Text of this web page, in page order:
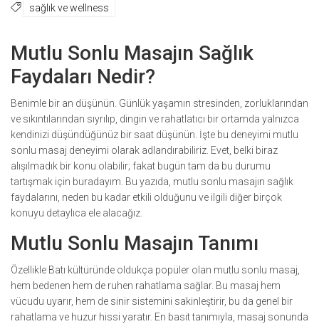
sağlık ve wellness
Mutlu Sonlu Masajın Sağlık
Faydaları Nedir?
Benimle bir an düşünün. Günlük yaşamın stresinden, zorluklarından
ve sıkıntılarından sıyrılıp, dingin ve rahatlatıcı bir ortamda yalnızca
kendinizi düşündüğünüz bir saat düşünün. İşte bu deneyimi mutlu
sonlu masaj deneyimi olarak adlandırabiliriz. Evet, belki biraz
alışılmadık bir konu olabilir; fakat bugün tam da bu durumu
tartışmak için buradayım. Bu yazıda, mutlu sonlu masajın sağlık
faydalarını, neden bu kadar etkili olduğunu ve ilgili diğer birçok
konuyu detaylıca ele alacağız.
Mutlu Sonlu Masajın Tanımı
Özellikle Batı kültüründe oldukça popüler olan mutlu sonlu masaj,
hem bedenen hem de ruhen rahatlama sağlar. Bu masaj hem
vücudu uyarır, hem de sinir sistemini sakinleştirir, bu da genel bir
rahatlama ve huzur hissi yaratır. En basit tanımıyla, masaj sonunda